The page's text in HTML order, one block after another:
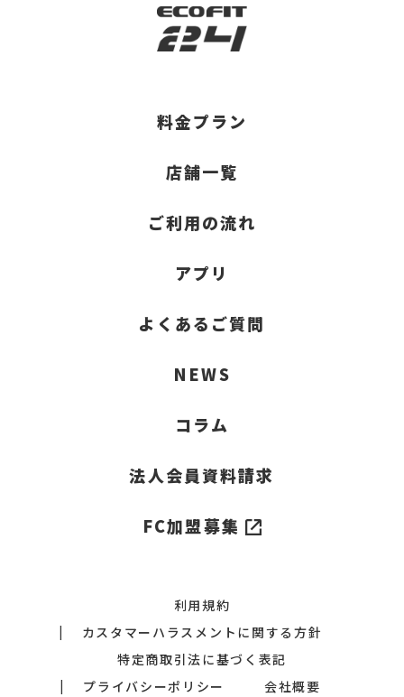
料金プラン
店舗一覧
ご利用の流れ
アプリ
よくあるご質問
NEWS
コラム
法人会員資料請求
FC加盟募集
利用規約
カスタマーハラスメントに関する方針
特定商取引法に基づく表記
プライバシーポリシー
会社概要